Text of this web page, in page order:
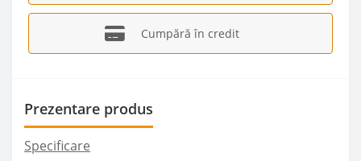
Cumpără în credit
Prezentare produs
Specificare